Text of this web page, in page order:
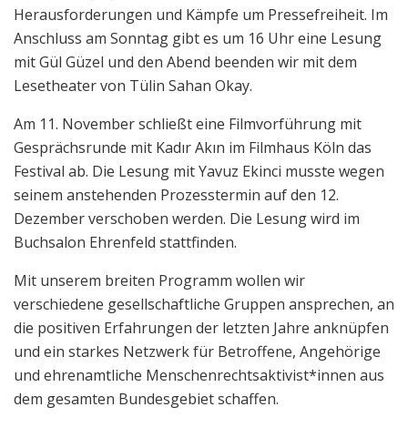
Herausforderungen und Kämpfe um Pressefreiheit. Im
Anschluss am Sonntag gibt es um 16 Uhr eine Lesung
mit Gül Güzel und den Abend beenden wir mit dem
Lesetheater von Tülin Sahan Okay.
Am 11. November schließt eine Filmvorführung mit
Gesprächsrunde mit Kadır Akın im Filmhaus Köln das
Festival ab. Die Lesung mit Yavuz Ekinci musste wegen
seinem anstehenden Prozesstermin auf den 12.
Dezember verschoben werden. Die Lesung wird im
Buchsalon Ehrenfeld stattfinden.
Mit unserem breiten Programm wollen wir
verschiedene gesellschaftliche Gruppen ansprechen, an
die positiven Erfahrungen der letzten Jahre anknüpfen
und ein starkes Netzwerk für Betroffene, Angehörige
und ehrenamtliche Menschenrechtsaktivist*innen aus
dem gesamten Bundesgebiet schaffen.